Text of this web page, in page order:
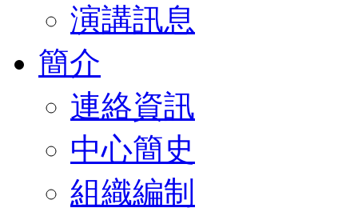
演講訊息
簡介
連絡資訊
中心簡史
組織編制